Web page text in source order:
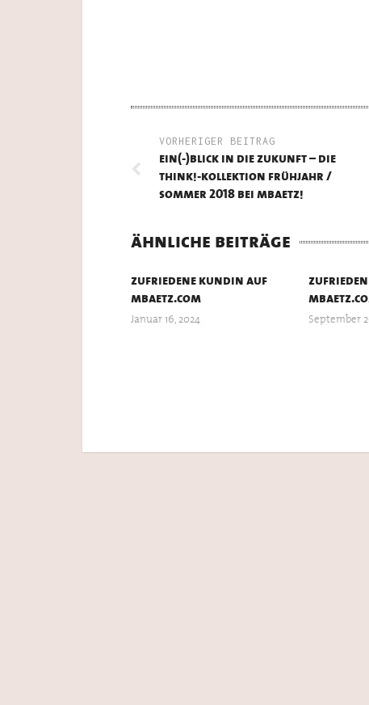
VORHERIGER BEITRAG
ein(-)blick in die zukunft – die
think!-kollektion frühjahr /
sommer 2018 bei mbaetz!
ähnliche beiträge
zufriedene kundin auf
mbaetz.com
Januar 16, 2024 September